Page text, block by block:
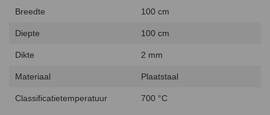
Breedte 100 cm
Diepte 100 cm
Dikte 2 mm
Materiaal Plaatstaal
Classificatietemperatuur 700 °C